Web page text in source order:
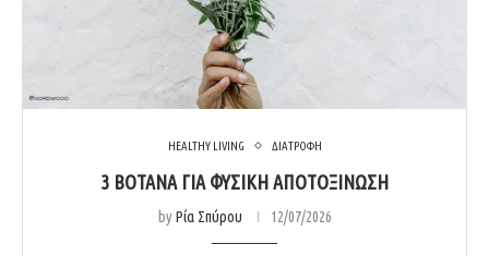
HEALTHY LIVING ΔΙΑΤΡΟΦΗ
3 ΒΌΤΑΝΑ ΓΙΑ ΦΥΣΙΚΉ ΑΠΟΤΟΞΊΝΩΣΗ
byΡία Σπύρου 12/07/2026